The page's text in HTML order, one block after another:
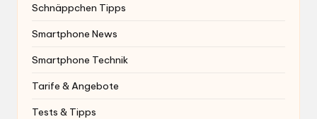
Schnäppchen Tipps
Smartphone News
Smartphone Technik
Tarife & Angebote
Tests & Tipps